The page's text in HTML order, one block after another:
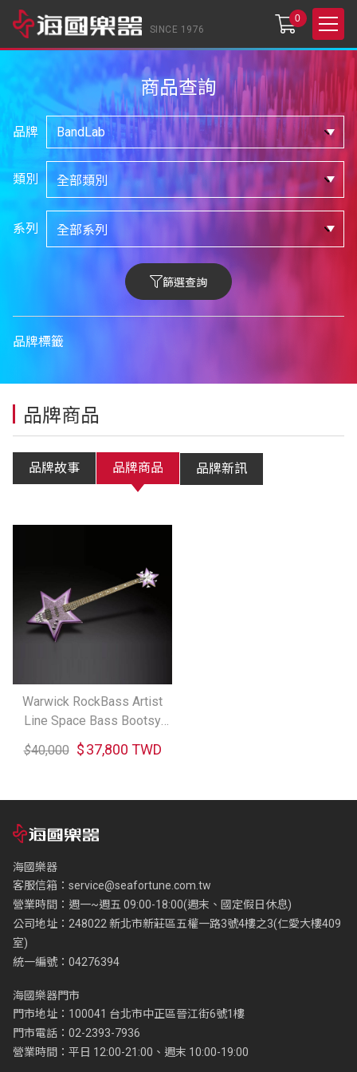
SINCE 1976
0
商品查詢
品牌
類別
系列
篩選查詢
品牌標籤
品牌商品
品牌故事 品牌商品 品牌新訊
Warwick RockBass Artist
Line Space Bass Bootsy
Collins 聯名款電貝斯
$40,000 $37,800 TWD
海國樂器
客服信箱： service@seafortune.com.tw
營業時間：週一~週五 09:00-18:00(週末、國定假日休息)
公司地址：248022 新北市新莊區五權一路3號4樓之3(仁愛大樓409
室)
統一編號：04276394
海國樂器門市
門市地址：100041 台北市中正區晉江街6號1樓
門市電話：02-2393-7936
營業時間：平日 12:00-21:00、週末 10:00-19:00